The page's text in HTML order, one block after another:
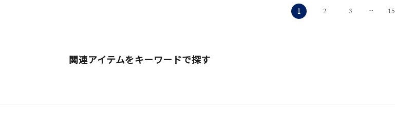
1 2 3 ⋯ 15
関連アイテムをキーワードで探す